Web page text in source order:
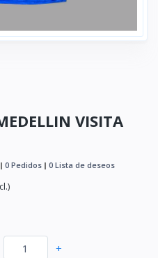
VISITA
0 Pedidos 0 Lista de deseos
)
+